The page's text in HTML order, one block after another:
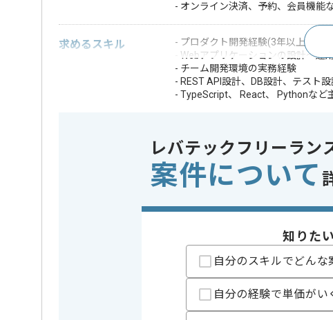
- オンライン決済、予約、会員機能
求めるスキル
- プロダクト開発経験(3年以上)
- Webアプリケーションの設計～運
- チーム開発環境の実務経験
- REST API設計、DB設計、テスト
- TypeScript、 React、 Pythonなど
歓迎スキル
・技術選定・非機能要
・スタートアップや新
・OSS・技術広報・勉
・オンライン決済・予
※上記に似た経験やスキルをお持ちであ
業務内容
アプリ開発
担当領域/システム
Webサイト
20代活躍中 ,
レバテックフリーラン
案件について
知りた
自分のスキルでどん
自分の経験で単価が